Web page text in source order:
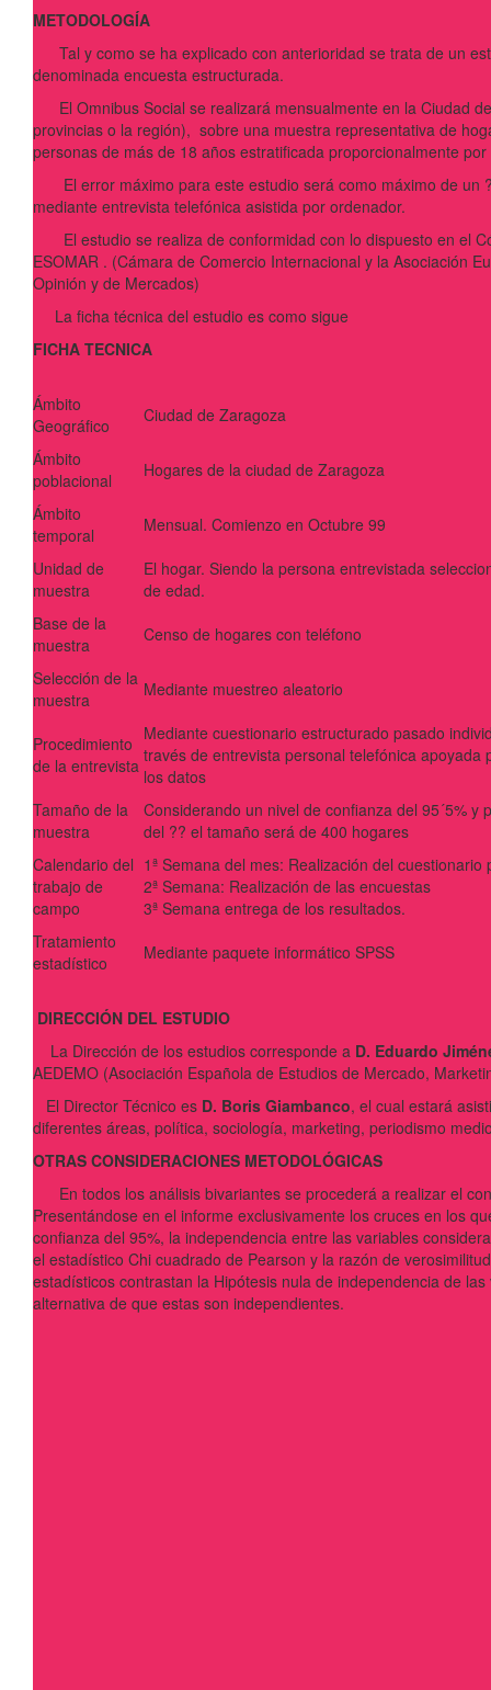
METODOLOGÍA
Tal y como se ha explicado con anterioridad se trata de un
denominada encuesta estructurada.
El Omnibus Social se realizará mensualmente en la Ciudad
provincias o la región), sobre una muestra representativa de
personas de más de 18 años estratificada proporcionalmente
El error máximo para este estudio será como máximo de un
mediante entrevista telefónica asistida por ordenador.
El estudio se realiza de conformidad con lo dispuesto en el
ESOMAR . (Cámara de Comercio Internacional y la Asociación
Opinión y de Mercados)
La ficha técnica del estudio es como sigue
FICHA TECNICA
Ámbito
Geográfico
Ciudad de Zaragoza
Ámbito
poblacional
Hogares de la ciudad de Zaragoza
Ámbito
temporal
Mensual. Comienzo en Octubre 99
Unidad de
muestra
El hogar. Siendo la persona entrevistada
de edad.
Base de la
muestra
Censo de hogares con teléfono
Selección de la
muestra
Mediante muestreo aleatorio
Procedimiento
de la entrevista
Mediante cuestionario estructurado pasado
través de entrevista personal telefónica
los datos
Tamaño de la
muestra
Considerando un nivel de confianza del 95´5% y
del ?? el tamaño será de 400 hogares
Calendario del
trabajo de
campo
1ª Semana del mes: Realización del
2ª Semana: Realización de las encuestas
3ª Semana entrega de los resultados.
Tratamiento
estadístico
Mediante paquete informático SPSS
DIRECCIÓN DEL ESTUDIO
La Dirección de los estudios corresponde a D. Eduardo
AEDEMO (Asociación Española de Estudios de Mercado,
El Director Técnico es D. Boris Giambanco, el cual estará
diferentes áreas, política, sociología, marketing, periodismo
OTRAS CONSIDERACIONES METODOLÓGICAS
En todos los análisis bivariantes se procederá a realizar el
Presentándose en el informe exclusivamente los cruces en los
confianza del 95%, la independencia entre las variables
el estadístico Chi cuadrado de Pearson y la razón de
estadísticos contrastan la Hipótesis nula de independencia de
alternativa de que estas son independientes.